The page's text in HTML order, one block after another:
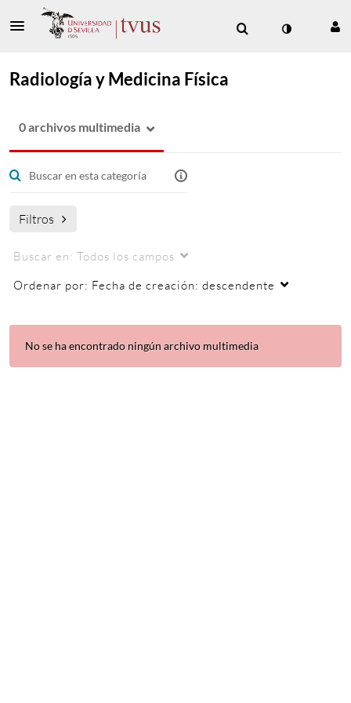
Radiología y Medicina Física
0 archivos multimedia
Filtros
Buscar en: Todos los campos
Ordenar por: Fecha de creación: descendente
No se ha encontrado ningún archivo multimedia